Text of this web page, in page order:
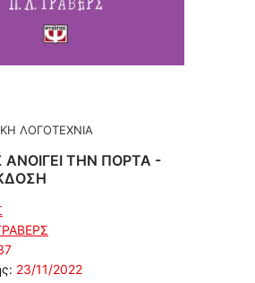
ΛΟΓΟΤΕΧΝΙΑ
ΤΗΝ ΠΟΡΤΑ -
23/11/2022